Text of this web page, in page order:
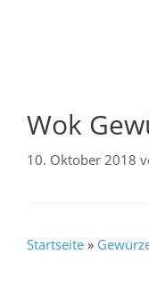
Wok
10. Oktober 2018
Startseite »